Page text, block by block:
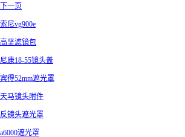
下一页
索尼vg900e
高坚滤镜包
尼康18-55镜头盖
宾得52mm遮光罩
天马镜头附件
反镜头遮光罩
a6000遮光罩